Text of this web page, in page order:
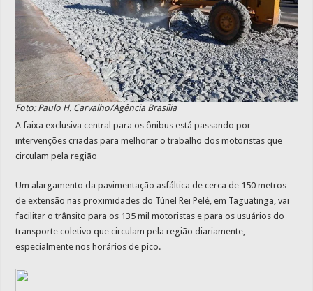
Foto: Paulo H. Carvalho/Agência Brasília
A faixa exclusiva central para os ônibus está passando por
intervenções criadas para melhorar o trabalho dos motoristas que
circulam pela região
Um alargamento da pavimentação asfáltica de cerca de 150 metros
de extensão nas proximidades do Túnel Rei Pelé, em Taguatinga, vai
facilitar o trânsito para os 135 mil motoristas e para os usuários do
transporte coletivo que circulam pela região diariamente,
especialmente nos horários de pico.